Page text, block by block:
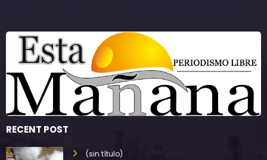
RECENT POST
(sin título)